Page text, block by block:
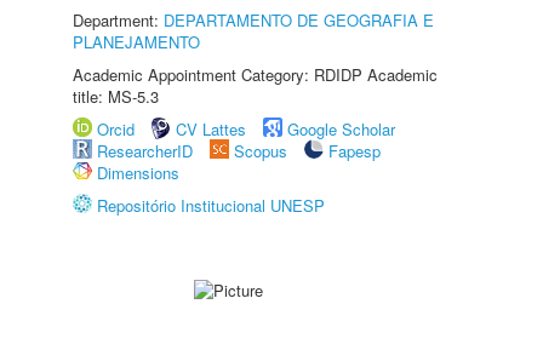
Department: DEPARTAMENTO DE GEOGRAFIA E
PLANEJAMENTO
Academic Appointment Category: RDIDP Academic
title: MS-5.3
Orcid
CV Lattes
Google Scholar
ResearcherID
Scopus
Fapesp
Dimensions
Repositório Institucional UNESP